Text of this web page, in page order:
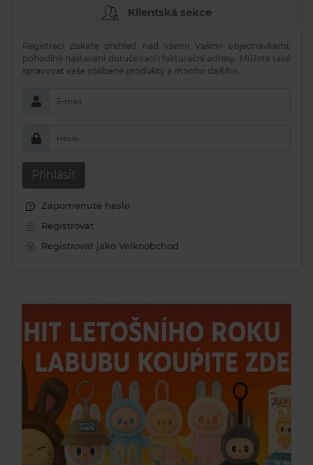
Klientská sekce
Registrací získáte přehled nad všemi Vašimi objednávkami,
pohodlné nastavení doručovací i fakturační adresy. Můžete také
spravovat vaše oblíbené produkty a mnoho dalšího.
E-mail
Heslo
Přihlásit
Zapomenuté heslo
Registrovat
Registrovat jako Velkoobchod